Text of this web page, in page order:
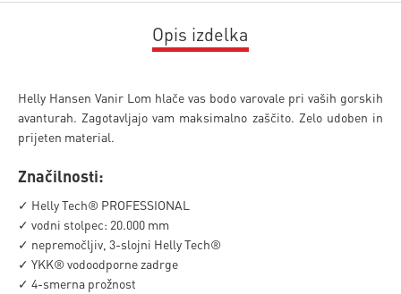
Opis izdelka
Helly Hansen Vanir Lom hlače vas bodo varovale pri vaših gorskih
avanturah. Zagotavljajo vam maksimalno zaščito. Zelo udoben in
prijeten material.
Značilnosti:
✓ Helly Tech® PROFESSIONAL
✓ vodni stolpec: 20.000 mm
✓ nepremočljiv, 3-slojni Helly Tech®
✓ YKK® vodoodporne zadrge
✓ 4-smerna prožnost